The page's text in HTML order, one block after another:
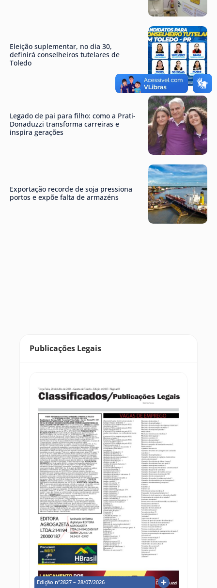
Eleição suplementar, no dia 30,
definirá conselheiros tutelares de
Toledo
Legado de pai para filho: como a Prati-
Donaduzzi transforma carreiras e
inspira gerações
Exportação recorde de soja pressiona
portos e expõe falta de armazéns
Publicações Legais
Edição nº2827 – 28/07/2026